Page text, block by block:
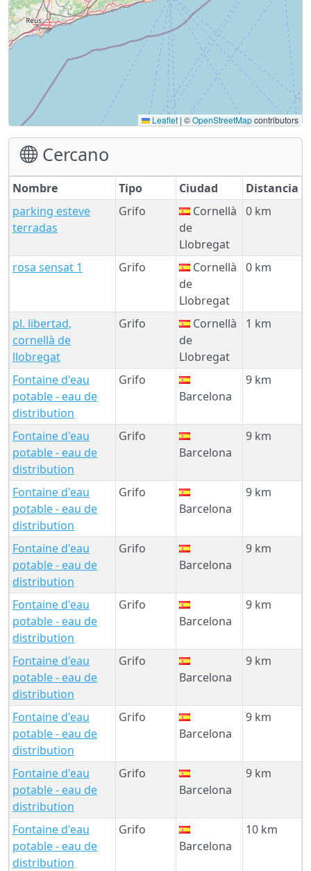
Leaflet | ©OpenStreetMapcontributors
Cercano
Nombre Tipo Ciudad
Distancia
parking esteve
terradas
Grifo
Cornellà
de
Llobregat
0 km
rosa sensat 1 Grifo
Cornellà
de
Llobregat
0 km
pl. libertad,
cornellà de
llobregat
Grifo
Cornellà
de
Llobregat
1 km
Fontaine d'eau
potable - eau de
distribution
Grifo
Barcelona
9 km
Fontaine d'eau
potable - eau de
distribution
Grifo
Barcelona
9 km
Fontaine d'eau
potable - eau de
distribution
Grifo
Barcelona
9 km
Fontaine d'eau
potable - eau de
distribution
Grifo
Barcelona
9 km
Fontaine d'eau
potable - eau de
distribution
Grifo
Barcelona
9 km
Fontaine d'eau
potable - eau de
distribution
Grifo
Barcelona
9 km
Fontaine d'eau
potable - eau de
distribution
Grifo
Barcelona
9 km
Fontaine d'eau
potable - eau de
distribution
Grifo
Barcelona
9 km
Fontaine d'eau
potable - eau de
distribution
Grifo
Barcelona
10 km